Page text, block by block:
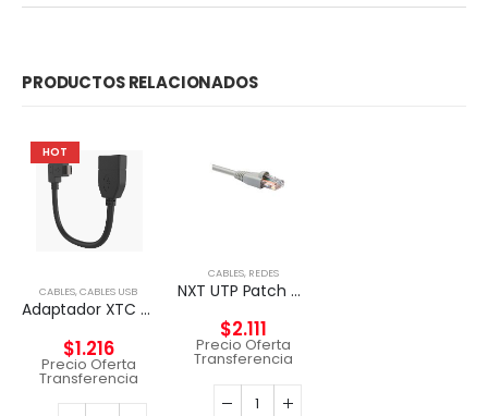
PRODUCTOS RELACIONADOS
HOT
CABLES,CABLES USB
Adaptador XTC anfitrión micro-USB macho a USB-A hembra
$1.216
Precio Oferta
Transferencia
CABLES, REDES
NXT UTP Patch Cord Cat5e 2m CM – GRIS
$2.111
Precio Oferta
Transferencia